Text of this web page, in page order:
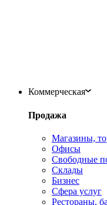
Коммерческая
Продажа
Магазины,
Офисы
Свободные
Склады
Бизнес
Сфера услуг
Рестораны,